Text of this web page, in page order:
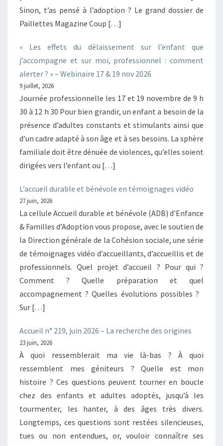
Sinon, t’as pensé à l’adoption ? Le grand dossier de
Paillettes Magazine Coup […]
« Les effets du délaissement sur l’enfant que
j’accompagne et sur moi, professionnel : comment
alerter ? » – Webinaire 17 & 19 nov 2026
9 juillet, 2026
Journée professionnelle les 17 et 19 novembre de 9 h
30 à 12 h 30 Pour bien grandir, un enfant a besoin de la
présence d’adultes constants et stimulants ainsi que
d’un cadre adapté à son âge et à ses besoins. La sphère
familiale doit être dénuée de violences, qu’elles soient
dirigées vers l’enfant ou […]
L’accueil durable et bénévole en témoignages vidéo
27 juin, 2026
La cellule Accueil durable et bénévole (ADB) d’Enfance
& Familles d’Adoption vous propose, avec le soutien de
la Direction générale de la Cohésion sociale, une série
de témoignages vidéo d’accueillants, d’accueillis et de
professionnels. Quel projet d’accueil ? Pour qui ?
Comment ? Quelle préparation et quel
accompagnement ? Quelles évolutions possibles ?
Sur […]
Accueil n° 219, juin 2026 – La recherche des origines
23 juin, 2026
À quoi ressemblerait ma vie là-bas ? À quoi
ressemblent mes géniteurs ? Quelle est mon
histoire ? Ces questions peuvent tourner en boucle
chez des enfants et adultes adoptés, jusqu’à les
tourmenter, les hanter, à des âges très divers.
Longtemps, ces questions sont restées silencieuses,
tues ou non entendues, or, vouloir connaître ses